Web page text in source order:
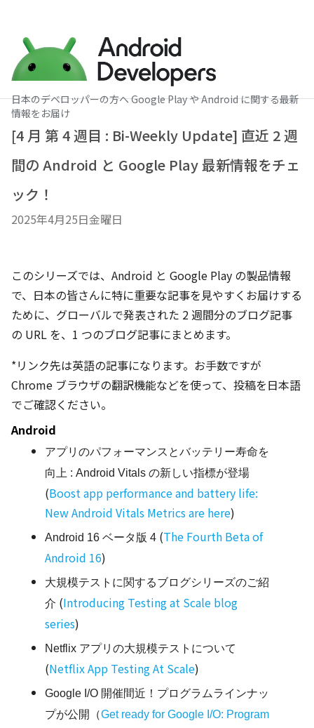
日本のデベロッパーの方へ Google Play や Android に関する最新
情報をお届け
[4 月 第 4 週目 : Bi-Weekly Update] 直近 2 週
間の Android と Google Play 最新情報をチェ
ック！
2025年4月25日金曜日
このシリーズでは、Android と Google Play の製品情報
で、日本の皆さんに特に重要な記事を見やすくお届けする
ために、グローバルで発表された 2 週間分のブログ記事
の URL を、1 つのブログ記事にまとめます。
*リンク先は英語の記事になります。お手数ですが
Chrome ブラウザの翻訳機能などを使って、投稿を日本語
でご確認ください。
Android
アプリのパフォーマンスとバッテリー寿命を
向上 : Android Vitals の新しい指標が登場
(Boost app performance and battery life:
New Android Vitals Metrics are here)
Android 16 ベータ版 4 (The Fourth Beta of
Android 16)
大規模テストに関するブログシリーズのご紹
介 (Introducing Testing at Scale blog
series)
Netflix アプリの大規模テストについて
(Netflix App Testing At Scale)
Google I/O 開催間近！プログラムラインナッ
プが公開（Get ready for Google I/O: Program